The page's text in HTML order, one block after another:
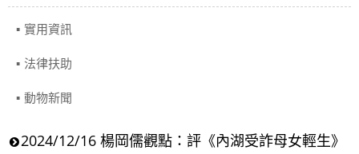
實用資訊
法律扶助
動物新聞
2024/12/16 楊岡儒觀點：評《內湖受詐母女輕生》